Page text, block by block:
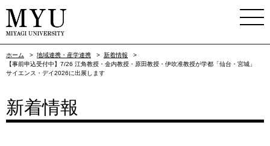
ホーム > 地域連携・産学連携 > 新着情報
>
【事前申込受付中】7/26 江角教授・金内教授・原田教授・伊吹准教授が学都「仙台・宮城」
サイエンス・デイ2026に出展します
新着情報